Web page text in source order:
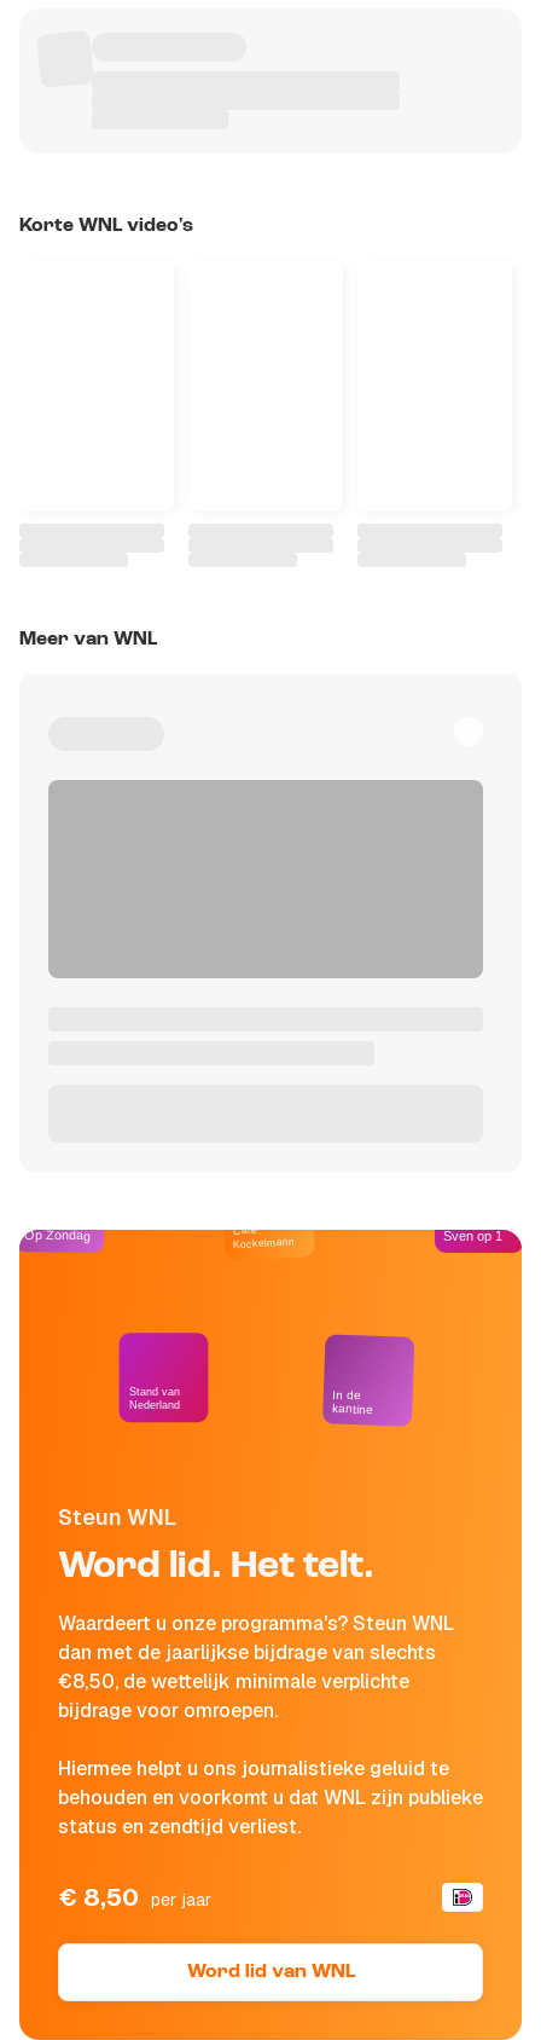
Korte WNL video's
Meer van WNL
Steun WNL
Word lid. Het telt.
Waardeert u onze programma's? Steun WNL
dan met de jaarlijkse bijdrage van slechts
€8,50, de wettelijk minimale verplichte
bijdrage voor omroepen.
Hiermee helpt u ons journalistieke geluid te
behouden en voorkomt u dat WNL zijn publieke
status en zendtijd verliest.
€ 8,50 per jaar
Word lid van WNL
Op Zondag
Stand van
Nederland
Café
Kockelmann
In de
kantine
Sven op 1